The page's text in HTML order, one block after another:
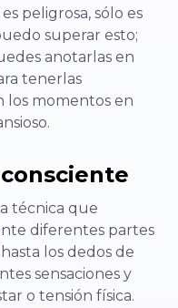
peligrosa, sólo es
superar esto;
anotarlas en
tenerlas
los momentos en
técnica que
diferentes partes
los dedos de
sensaciones y
o tensión física.